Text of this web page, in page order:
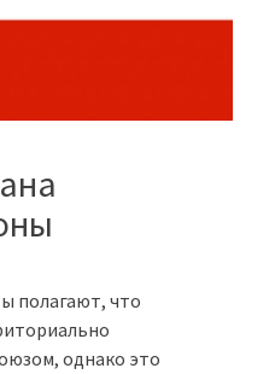
полагают, что
однако это